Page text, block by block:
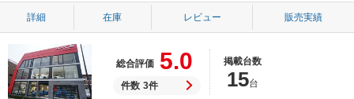
詳細 在庫 レビュー 販売実績
総合評価 5.0
件数 3件
掲載台数
15台